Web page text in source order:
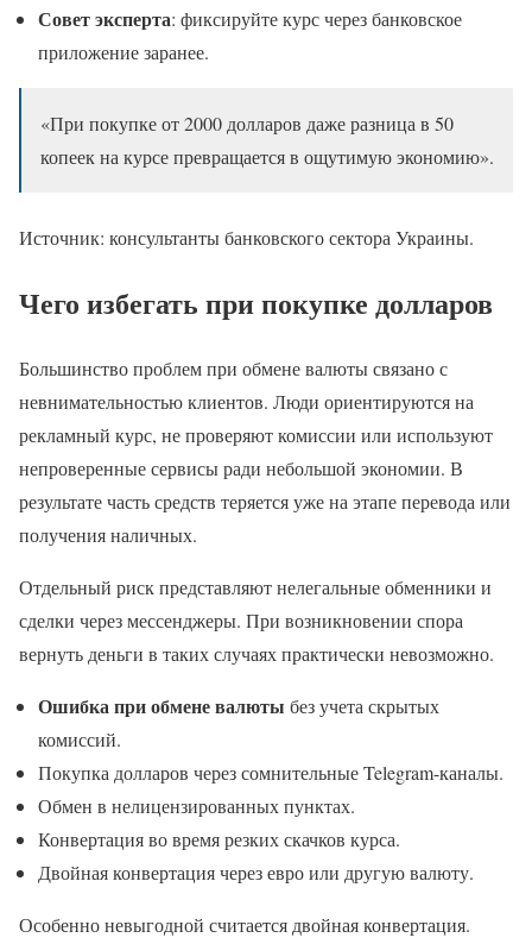
Совет эксперта: фиксируйте курс через банковское
приложение заранее.
«При покупке от 2000 долларов даже разница в 50
копеек на курсе превращается в ощутимую экономию».
Источник: консультанты банковского сектора Украины.
Чего избегать при покупке долларов
Большинство проблем при обмене валюты связано с
невнимательностью клиентов. Люди ориентируются на
рекламный курс, не проверяют комиссии или используют
непроверенные сервисы ради небольшой экономии. В
результате часть средств теряется уже на этапе перевода или
получения наличных.
Отдельный риск представляют нелегальные обменники и
сделки через мессенджеры. При возникновении спора
вернуть деньги в таких случаях практически невозможно.
Ошибка при обмене валюты без учета скрытых
комиссий.
Покупка долларов через сомнительные Telegram-каналы.
Обмен в нелицензированных пунктах.
Конвертация во время резких скачков курса.
Двойная конвертация через евро или другую валюту.
Особенно невыгодной считается двойная конвертация.